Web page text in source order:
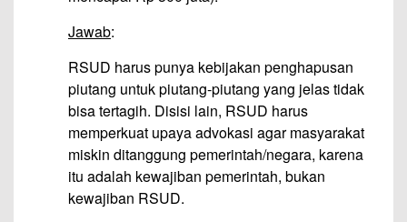
Jawab:
RSUD harus punya kebijakan penghapusan
piutang untuk piutang-piutang yang jelas tidak
bisa tertagih. Disisi lain, RSUD harus
memperkuat upaya advokasi agar masyarakat
miskin ditanggung pemerintah/negara, karena
itu adalah kewajiban pemerintah, bukan
kewajiban RSUD.